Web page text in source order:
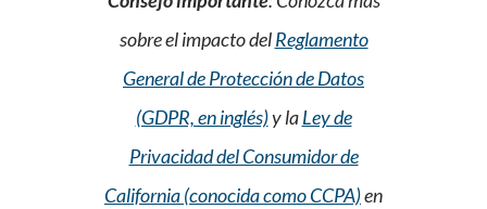
sobre el impacto delReglamento
General de Protección de Datos
(GDPR, en inglés)y laLey de
Privacidad del Consumidor de
California (conocida como CCPA)en